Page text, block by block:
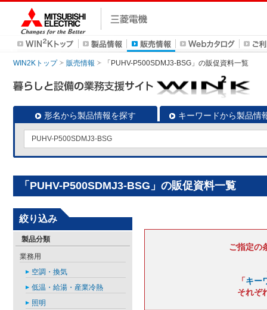
WIN2Kトップ 販売情報 「PUHV-P500SDMJ3-BSG」の販促資料一覧
形名から製品情報を探す キーワードから製品情
「PUHV-P500SDMJ3-BSG」の販促資料一覧
ご指定の
「キー
それぞ
絞り込み
製品分類
業務用
空調・換気
低温・給湯・産業冷熱
照明